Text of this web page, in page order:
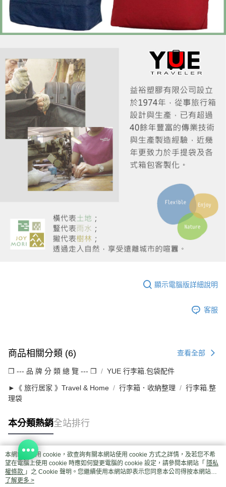
顯示電腦版詳細說明
客服
商品相關分類 (6) 查看全部
❒ --- 品 牌 分 類 總 覽 --- ❒ YUE 行李箱.包袋配件
►《 旅行居家 》Travel & Home 行李箱．收納整理
行李箱.整
理袋
本分類熱銷全站排行
熱門標籤
本網站中使用 cookie，欲查詢有關本網站使用 cookie 方式之詳情，及若您不希
望在電腦上使用 cookie 時應如何變更電腦的 cookie 設定，請參閱本網站「 隱私
權條款 」之 Cookie 聲明。您繼續使用本網站即表示您同意本公司得按本網站使
用條款之 Cookie 聲明使用 cookie。
了解更多 >